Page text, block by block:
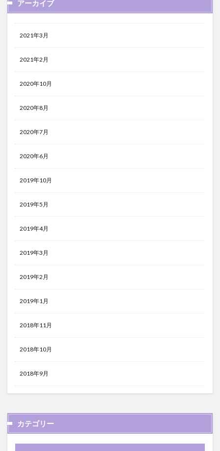
アーカイブ
2021年3月
2021年2月
2020年10月
2020年8月
2020年7月
2020年6月
2019年10月
2019年5月
2019年4月
2019年3月
2019年2月
2019年1月
2018年11月
2018年10月
2018年9月
カテゴリー